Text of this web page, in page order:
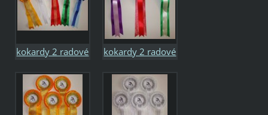
kokardy 2 radové
kokardy 2 radové